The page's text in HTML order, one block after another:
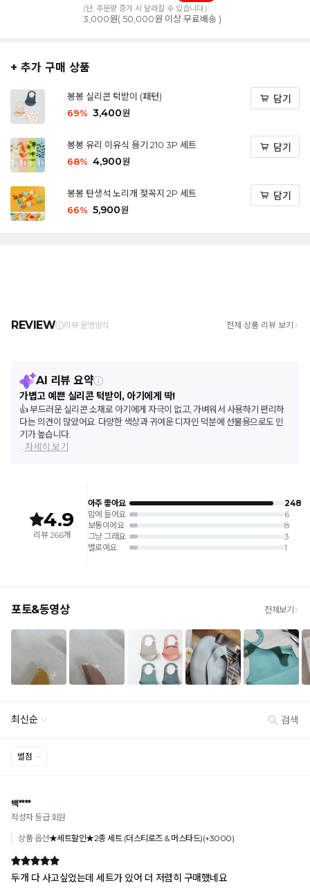
(단, 주문량 증가 시 달라질 수 있습니다.)
3,000원( 50,000원 이상 무료배송 )
+ 추가 구매 상품
봉봉 실리콘 턱받이 (패턴)
69% 3,400원
담기
봉봉 유리 이유식 용기 210 3P 세트
68% 4,900원
담기
봉봉 탄생석 노리개 젖꼭지 2P 세트
66% 5,900원
담기